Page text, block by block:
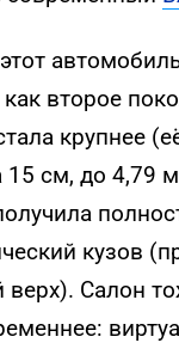
как второе
крупнее
15 см, до 4,79
кузов
Салон